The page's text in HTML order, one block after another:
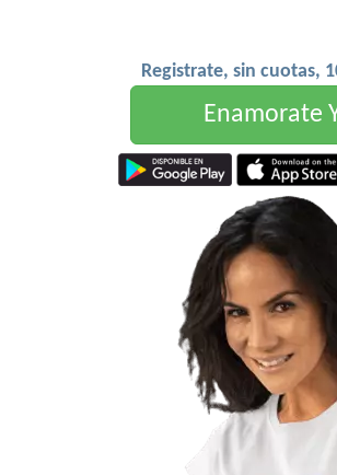
Registrate, sin cuotas,
Enamorate